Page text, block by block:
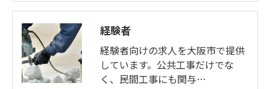
経験者
経験者向けの求人を大阪市で提供
しています。公共工事だけでな
く、民間工事にも関与…